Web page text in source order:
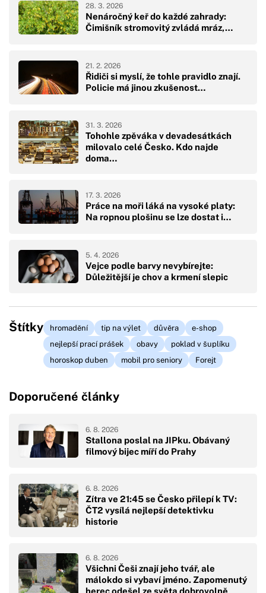
Nenáročný keř do každé zahrady:
Čimišník stromovitý zvládá mráz,…
28. 3. 2026
Řidiči si myslí, že tohle pravidlo znají.
Policie má jinou zkušenost…
21. 2. 2026
Tohohle zpěváka v devadesátkách
milovalo celé Česko. Kdo najde
doma…
31. 3. 2026
Práce na moři láká na vysoké platy:
Na ropnou plošinu se lze dostat i…
17. 3. 2026
Vejce podle barvy nevybírejte:
Důležitější je chov a krmení slepic
5. 4. 2026
Štítky hromadění tip na výlet důvěra
e-shop
nejlepší prací prášek
obavy
poklad v šuplíku
horoskop duben
mobil pro seniory Forejt
Doporučené články
Stallona poslal na JIPku. Obávaný
filmový bijec míří do Prahy
6. 8. 2026
Zítra ve 21:45 se Česko přilepí k TV:
ČT2 vysílá nejlepší detektivku
historie
6. 8. 2026
Všichni Češi znají jeho tvář, ale
málokdo si vybaví jméno. Zapomenutý
6. 8. 2026